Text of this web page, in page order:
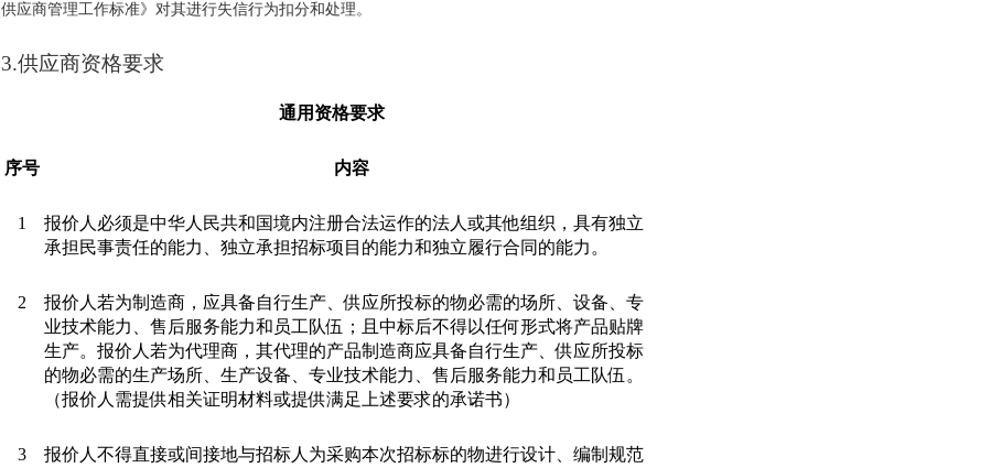
供应商管理工作标准》对其进行失信行为扣分和处理。
3.供应商资格要求
通用资格要求
序号 内容
1
报价人必须是中华人民共和国境内注册合法运作的法人或其他组织，具有独立
承担民事责任的能力、独立承担招标项目的能力和独立履行合同的能力。
2
报价人若为制造商，应具备自行生产、供应所投标的物必需的场所、设备、专
业技术能力、售后服务能力和员工队伍；且中标后不得以任何形式将产品贴牌
生产。报价人若为代理商，其代理的产品制造商应具备自行生产、供应所投标
的物必需的生产场所、生产设备、专业技术能力、售后服务能力和员工队伍。
（报价人需提供相关证明材料或提供满足上述要求的承诺书）
3
报价人不得直接或间接地与招标人为采购本次招标标的物进行设计、编制规范